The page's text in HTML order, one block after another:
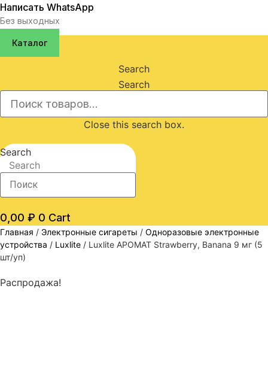
Написать WhatsApp
Без выходных
Каталог
Search
Search
Close this search box.
Search
Search
0,00 ₽ 0 Cart
Главная / Электронные сигареты / Одноразовые электронные
устройства / Luxlite / Luxlite АРОМАТ Strawberry, Banana 9 мг (5
шт/уп)
Распродажа!